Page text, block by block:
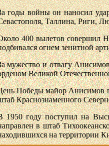
годы войны он наносил
Таллина, Риги,
400 вылетов совершил
огнем зенитной
мужество и отвагу
Великой
Победы майор Анисимов
Краснознаменного
1950 году поступил на
в штаб
на территории